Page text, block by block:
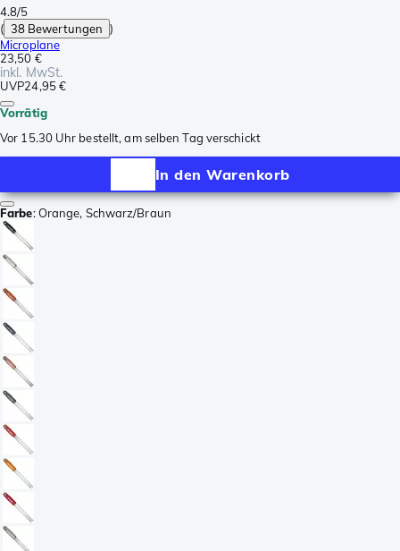
4.8/5
( 38 Bewertungen )
Microplane
23,50 €
inkl. MwSt.
UVP24,95 €
Vorrätig
Vor 15.30 Uhr bestellt, am selben Tag verschickt
In den Warenkorb
Farbe:Orange, Schwarz/Braun